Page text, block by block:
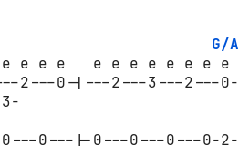
G/A
e e e   e e e e e e e e
2---0-|---2---3---2---0-
0---|-0---0---0---0-2-